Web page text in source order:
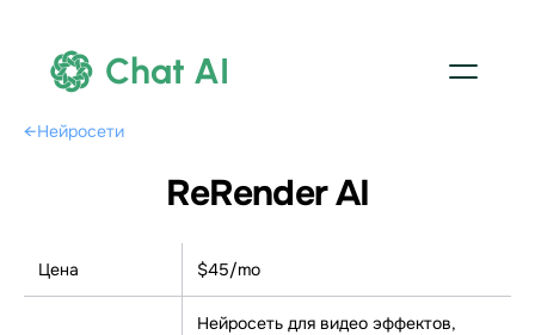
Chat AI
←Нейросети
ReRender AI
Цена $45/mo
Нейросеть для видео эффектов,